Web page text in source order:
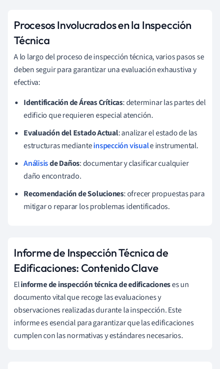
Procesos Involucrados en la Inspección
Técnica
A lo largo del proceso de inspección técnica, varios pasos se
deben seguir para garantizar una evaluación exhaustiva y
efectiva:
Identificación de Áreas Críticas: determinar las partes del
edificio que requieren especial atención.
Evaluación del Estado Actual: analizar el estado de las
estructuras medianteinspección visuale instrumental.
Análisisde Daños: documentar y clasificar cualquier
daño encontrado.
Recomendación de Soluciones: ofrecer propuestas para
mitigar o reparar los problemas identificados.
Informe de Inspección Técnica de
Edificaciones: Contenido Clave
Elinforme de inspección técnica de edificacioneses un
documento vital que recoge las evaluaciones y
observaciones realizadas durante la inspección. Este
informe es esencial para garantizar que las edificaciones
cumplen con las normativas y estándares necesarios.